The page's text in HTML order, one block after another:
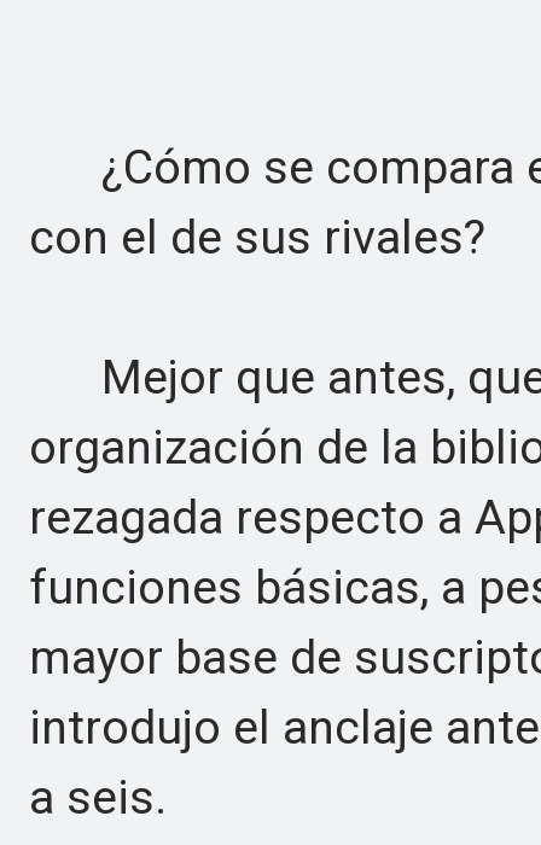
¿Cómo se compara
con el de sus rivales?
Mejor que antes,
organización de la
rezagada respecto a
funciones básicas, a
mayor base de
introdujo el anclaje
a seis.